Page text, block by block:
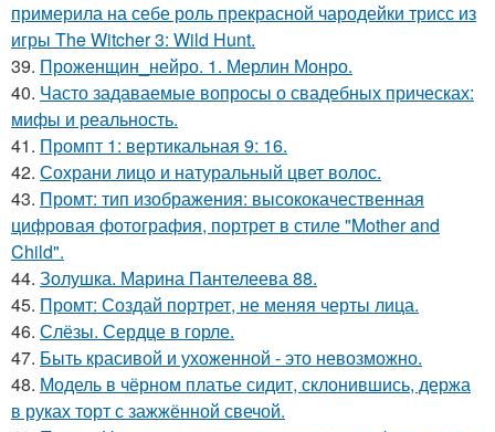
примерила на себе роль прекрасной чародейки трисс из
игры The Witcher 3: Wild Hunt.
39. Проженщин_нейро. 1. Мерлин Монро.
40. Часто задаваемые вопросы о свадебных прическах:
мифы и реальность.
41. Промпт 1: вертикальная 9: 16.
42. Сохрани лицо и натуральный цвет волос.
43. Промт: тип изображения: высококачественная
цифровая фотография, портрет в стиле "Mother and
Child".
44. Золушка. Марина Пантелеева 88.
45. Промт: Создай портрет, не меняя черты лица.
46. Слёзы. Сердце в горле.
47. Быть красивой и ухоженной - это невозможно.
48. Модель в чёрном платье сидит, склонившись, держа
в руках торт с зажжённой свечой.